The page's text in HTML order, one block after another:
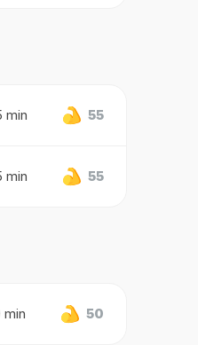
min 55
min 55
min 50